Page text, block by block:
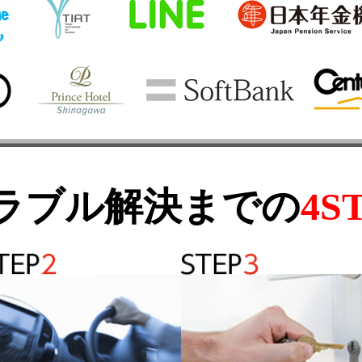
ブル解決までの